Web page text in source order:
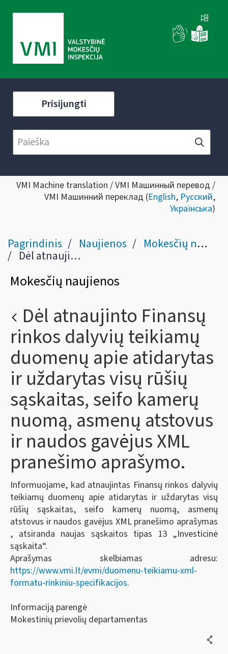
Prisijungti
VMI Machine translation / VMI Машинный перевод /
VMI Машинний переклад (English, Русский,
Українська)
Pagrindinis Naujienos Mokesčių naujienos
Dėl atnaujinto Finansų rinkos dalyvių teikiamų duomenų apie atidarytas ir uždarytas visų rūšių sąskaitas, seifo kamerų nuomą, asmenų atstovus ir naudos gavėjus XML pranešimo aprašymo.
Mokesčių naujienos
Dėl atnaujinto Finansų
rinkos dalyvių teikiamų
duomenų apie atidarytas
ir uždarytas visų rūšių
sąskaitas, seifo kamerų
nuomą, asmenų atstovus
ir naudos gavėjus XML
pranešimo aprašymo.
Informuojame, kad atnaujintas Finansų rinkos dalyvių
teikiamų duomenų apie atidarytas ir uždarytas visų
rūšių sąskaitas, seifo kamerų nuomą, asmenų
atstovus ir naudos gavėjus XML pranešimo aprašymas
, atsiranda naujas sąskaitos tipas 13 „Investicinė
sąskaita“.
Aprašymas skelbiamas adresu:
https://www.vmi.lt/evmi/duomenu-teikiamu-xml-
formatu-rinkiniu-specifikacijos.
Informaciją parengė
Mokestinių prievolių departamentas